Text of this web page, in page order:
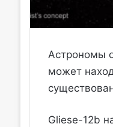
Астрономы
может
Gliese-12b